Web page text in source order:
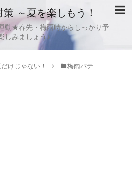
～夏を楽しもう！
動★春先・梅雨時からしっかり予
しみましょう♪
けじゃない！ 梅雨バテ